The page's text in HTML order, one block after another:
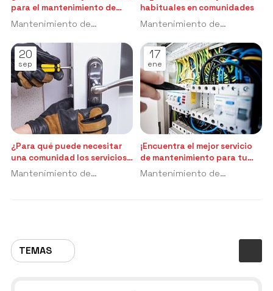
TEMAS
para el mantenimiento de
comunidades?
Mantenimiento de
habituales en comunidades
Mantenimiento de
20
sep
¿Para qué puede necesitar
una comunidad los servicios
de cerrajería?
Mantenimiento de
17
ene
¡Encuentra el mejor servicio
de mantenimiento para tu
empresa!
Mantenimiento de